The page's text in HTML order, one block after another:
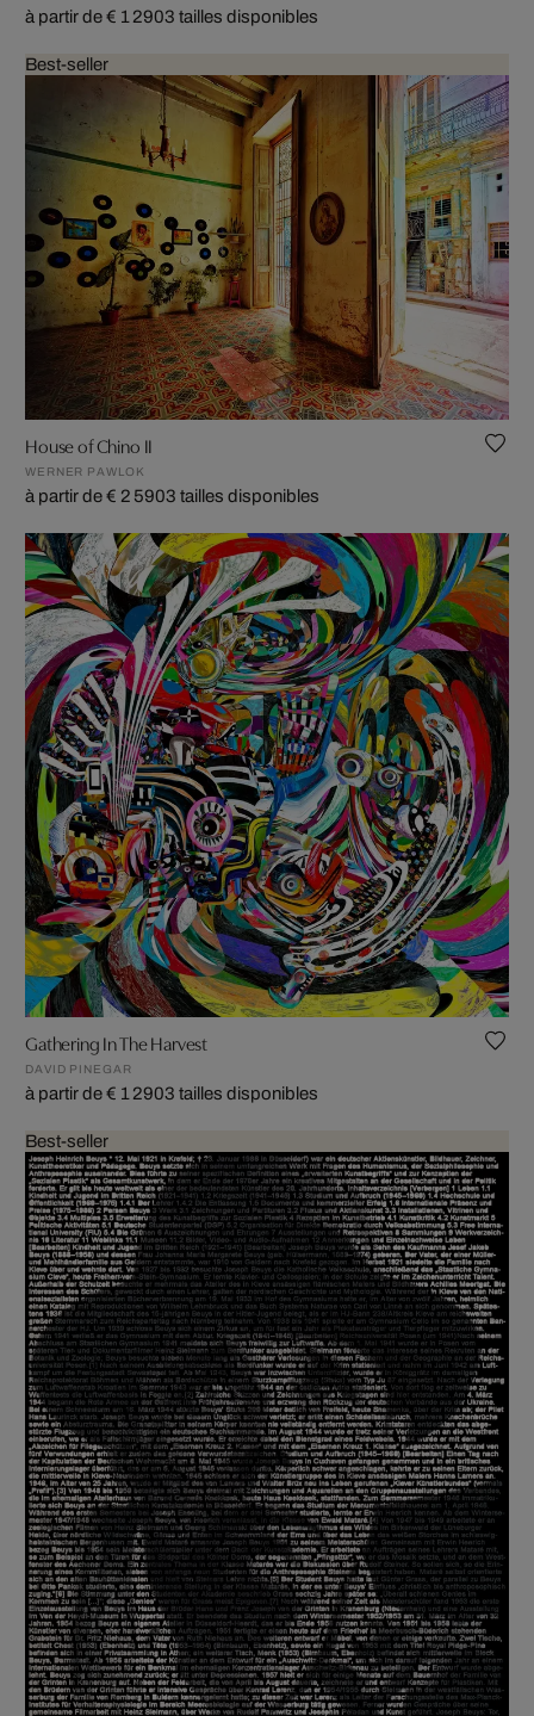
à partir de € 1 2903 tailles disponibles
Best-seller
House of Chino II
WERNER PAWLOK
à partir de € 2 5903 tailles disponibles
Gathering In The Harvest
DAVID PINEGAR
à partir de € 1 2903 tailles disponibles
Best-seller